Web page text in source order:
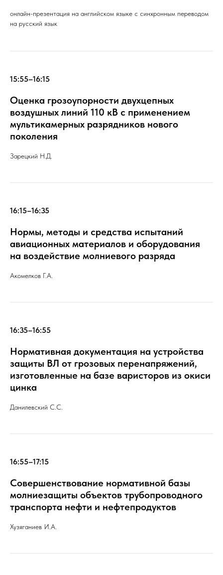
онлайн-презентация на английском языке с синхронным переводом
на русский язык
15:55–16:15
Оценка грозоупорности двухцепных
воздушных линий 110 кВ с применением
мультикамерных разрядников нового
поколения
Зарецкий Н.Д.
16:15–16:35
Нормы, методы и средства испытаний
авиационных материалов и оборудования
на воздействие молниевого разряда
Акомелков Г.А.
16:35–16:55
Нормативная документация на устройства
защиты ВЛ от грозовых перенапряжений,
изготовленные на базе варисторов из окиси
цинка
Данилевский С.С.
16:55–17:15
Совершенствование нормативной базы
молниезащиты объектов трубопроводного
транспорта нефти и нефтепродуктов
Хузяганиев И.А.